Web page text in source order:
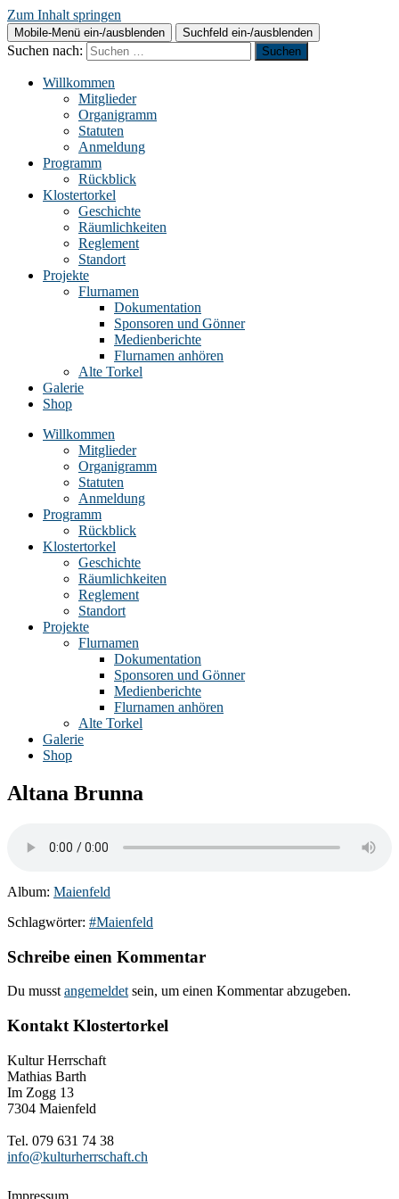
Zum Inhalt springen
Mobile-Menü ein-/ausblenden Suchfeld ein-/ausblenden
Suchen nach:
Willkommen
Mitglieder
Organigramm
Statuten
Anmeldung
Programm
Rückblick
Klostertorkel
Geschichte
Räumlichkeiten
Reglement
Standort
Projekte
Flurnamen
Dokumentation
Sponsoren und Gönner
Medienberichte
Flurnamen anhören
Alte Torkel
Galerie
Shop
Willkommen
Mitglieder
Organigramm
Statuten
Anmeldung
Programm
Rückblick
Klostertorkel
Geschichte
Räumlichkeiten
Reglement
Standort
Projekte
Flurnamen
Dokumentation
Sponsoren und Gönner
Medienberichte
Flurnamen anhören
Alte Torkel
Galerie
Shop
Altana Brunna
Album: Maienfeld
Schlagwörter: #Maienfeld
Schreibe einen Kommentar
Du musst angemeldet sein, um einen Kommentar abzugeben.
Kontakt Klostertorkel
Kultur Herrschaft
Mathias Barth
Im Zogg 13
7304 Maienfeld
Tel. 079 631 74 38
info@kulturherrschaft.ch